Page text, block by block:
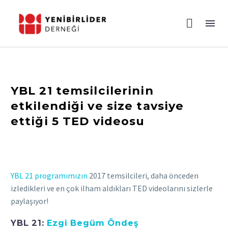
YBL 21 temsilcilerinin
etkilendiği ve size tavsiye
ettiği 5 TED videosu
YBL 21 programımızın 2017 temsilcileri, daha önceden
izledikleri ve en çok ilham aldıkları TED videolarını sizlerle
paylaşıyor!
YBL 21: Ezgi Begüm Öndeş